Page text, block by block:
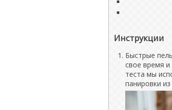
Инструкции
Быстрые
свое время и
теста мы
панировки